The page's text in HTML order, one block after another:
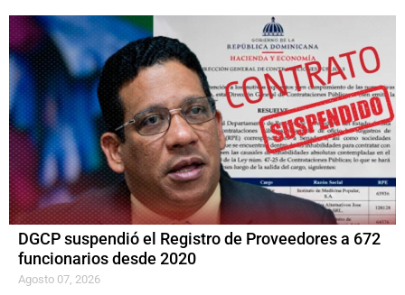
DGCP suspendió el Registro de Proveedores a 672
funcionarios desde 2020
Agosto 07, 2026